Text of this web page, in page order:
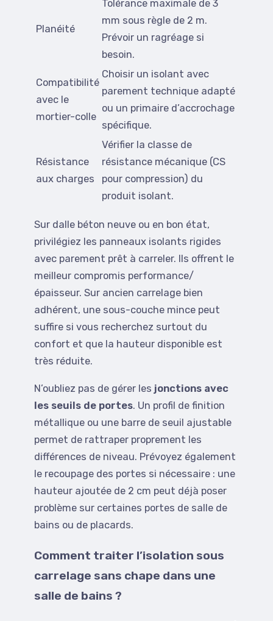
Planéité
Tolérance maximale de 3
mm sous règle de 2 m.
Prévoir un ragréage si
besoin.
Compatibilité
avec le
mortier-colle
Choisir un isolant avec
parement technique adapté
ou un primaire d’accrochage
spécifique.
Résistance
aux charges
Vérifier la classe de
résistance mécanique (CS
pour compression) du
produit isolant.
Sur dalle béton neuve ou en bon état,
privilégiez les panneaux isolants rigides
avec parement prêt à carreler. Ils offrent le
meilleur compromis performance/
épaisseur. Sur ancien carrelage bien
adhérent, une sous-couche mince peut
suffire si vous recherchez surtout du
confort et que la hauteur disponible est
très réduite.
N’oubliez pas de gérer les jonctions avec
les seuils de portes. Un profil de finition
métallique ou une barre de seuil ajustable
permet de rattraper proprement les
différences de niveau. Prévoyez également
le recoupage des portes si nécessaire : une
hauteur ajoutée de 2 cm peut déjà poser
problème sur certaines portes de salle de
bains ou de placards.
Comment traiter l’isolation sous
carrelage sans chape dans une
salle de bains ?